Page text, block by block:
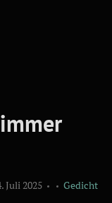
Juli 2025 Gedicht